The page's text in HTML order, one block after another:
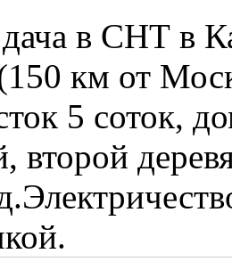
в СНТ в
км от
5 соток,
второй